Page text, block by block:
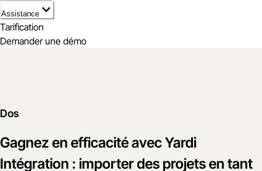
Assistance
Tarification
Demander une démo
Dos
Gagnez en efficacité avec Yardi
Intégration : importer des projets en tant